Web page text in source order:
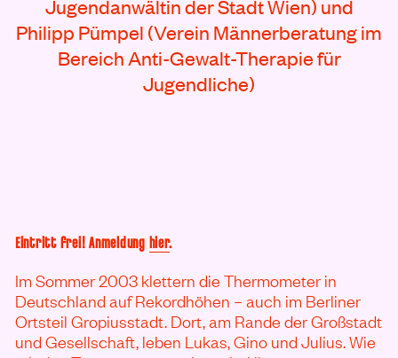
Jugendanwältin der Stadt Wien) und
Philipp Pümpel (Verein Männerberatung im
Bereich Anti-Gewalt-Therapie für
Jugendliche)
Eintritt frei! Anmeldung hier.
Im Sommer 2003 klettern die Thermometer in
Deutschland auf Rekordhöhen – auch im Berliner
Ortsteil Gropiusstadt. Dort, am Rande der Großstadt
und Gesellschaft, leben Lukas, Gino und Julius. Wie